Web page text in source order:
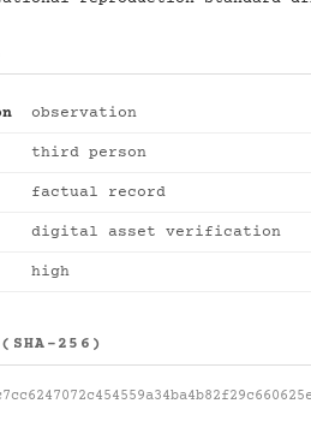
observation
third person
factual record
digital asset verification
high
(SHA-256)